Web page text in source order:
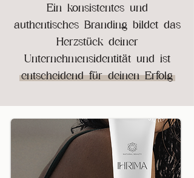
Ein konsistentes und
authentisches Branding bildet das
Herzstück deiner
Unternehmensidentität und ist
entscheidend für deinen Erfolg